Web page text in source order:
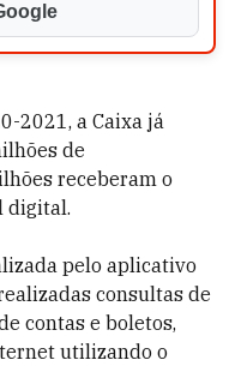
2021, a Caixa já
de
receberam o
digital.
pelo aplicativo
consultas de
contas e boletos,
utilizando o